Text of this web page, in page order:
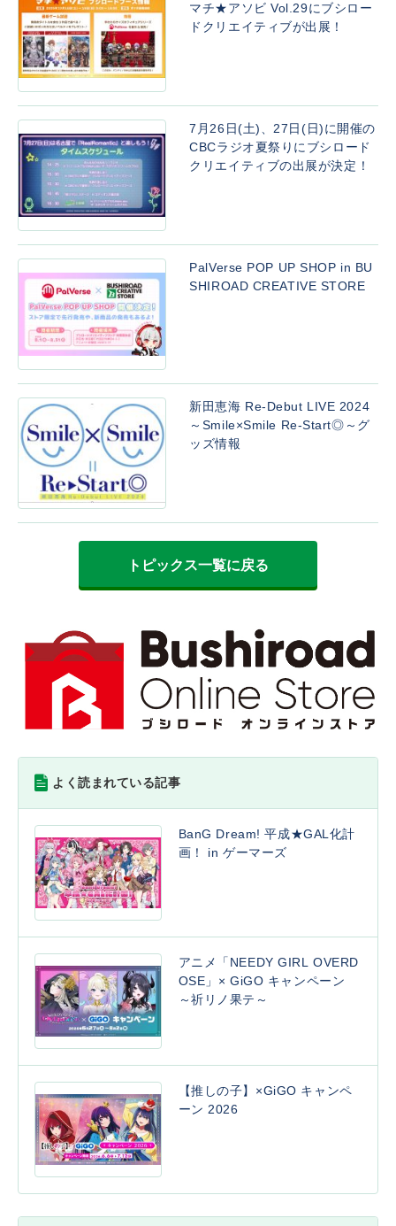
マチ★アソビ Vol.29にブシロー
ドクリエイティブが出展！
7月26日(土)、27日(日)に開催の
CBCラジオ夏祭りにブシロード
クリエイティブの出展が決定！
PalVerse POP UP SHOP in BU
SHIROAD CREATIVE STORE
新田恵海 Re-Debut LIVE 2024
～Smile×Smile Re-Start◎～グ
ッズ情報
トピックス一覧に戻る
よく読まれている記事
BanG Dream! 平成★GAL化計
画！ in ゲーマーズ
アニメ「NEEDY GIRL OVERD
OSE」× GiGO キャンペーン
～祈リノ果テ～
【推しの子】×GiGO キャンペ
ーン 2026